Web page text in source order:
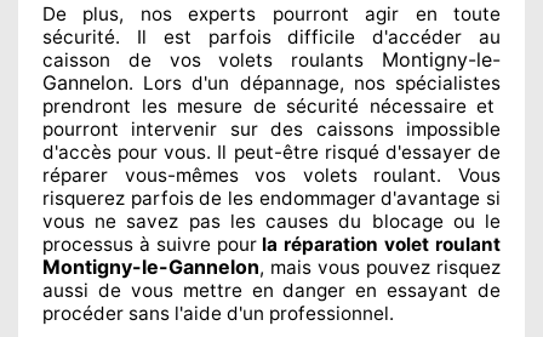
De plus, nos experts pourront agir en toute
sécurité. Il est parfois difficile d'accéder au
caisson de vos volets roulants Montigny-le-
Gannelon. Lors d'un dépannage, nos spécialistes
prendront les mesure de sécurité nécessaireet
pourront intervenir sur des caissons impossible
d'accès pour vous. Il peut-être risquéd'essayer de
réparer vous-mêmes vos volets roulant. Vous
risquerez parfois de les endommagerd'avantage si
vous ne savez pas les causes du blocage ou le
processus à suivre pour la réparation volet roulant
Montigny-le-Gannelon, mais vous pouvez risquez
aussi de vous mettre en danger en essayant de
procéder sans l'aide d'un professionnel.